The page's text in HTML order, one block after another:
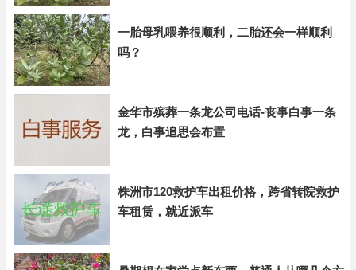
一胎母乳喂养很顺利，二胎还会一样顺利
吗？
金华市殡葬一条龙公司电话-丧事白事一条
龙，白事追思会布置
株洲市120救护车出租价格，跨省转院救护
车租赁，就近派车